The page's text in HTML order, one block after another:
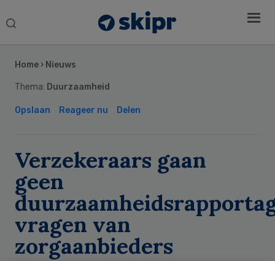
Search
Home › Nieuws
Thema: Duurzaamheid
Opslaan Reageer nu Delen
Verzekeraars gaan
geen
vragen van
zorgaanbieders
Sidebar